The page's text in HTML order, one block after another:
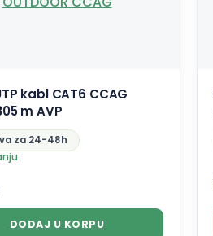
kabl CAT6 CCAG
m AVP
za 24-48h
DODAJ U KORPU